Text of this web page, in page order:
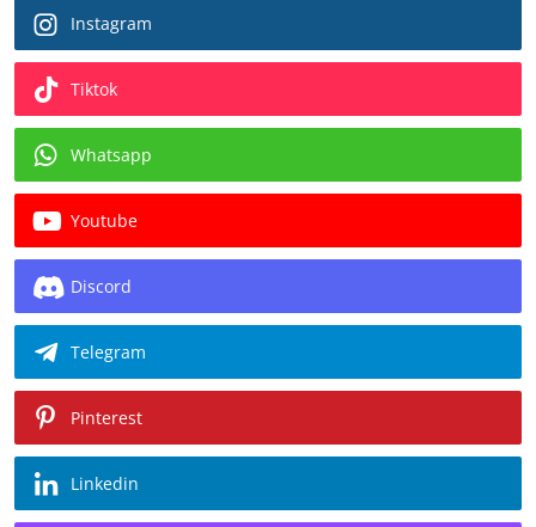
Instagram
Tiktok
Whatsapp
Youtube
Discord
Telegram
Pinterest
Linkedin